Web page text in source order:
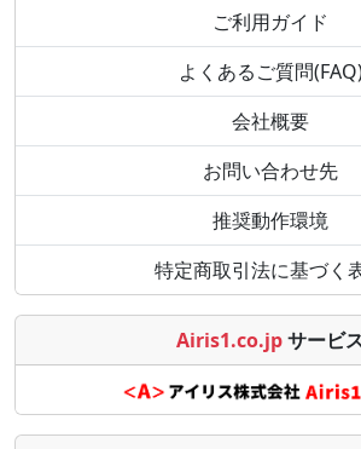
ご利用ガイド
よくあるご質問
会社概要
お問い合わせ先
推奨動作環境
特定商取引法に基づく
Airis1.co.jpサービ